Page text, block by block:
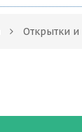
Открытки